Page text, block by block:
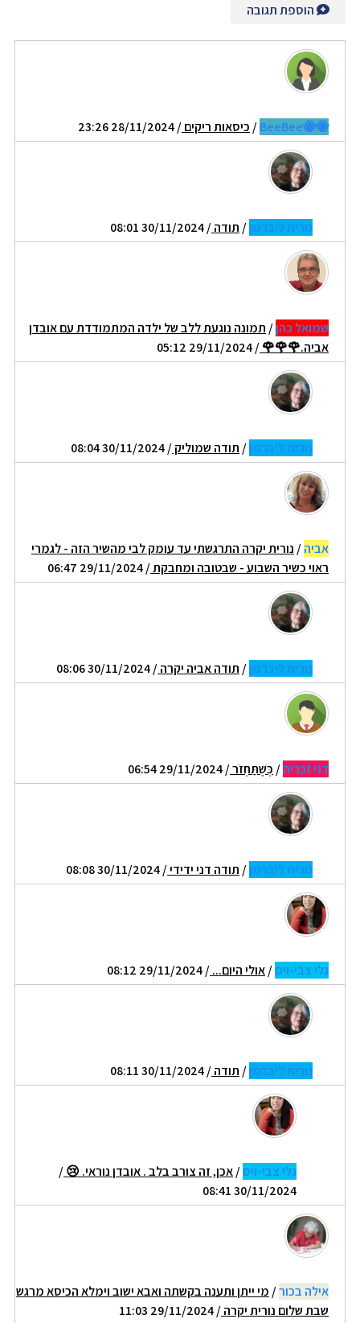
הוספת תגובה
🐝🐝BeeBee
/ כיסאות ריקים/ 28/11/2024 23:26
נורית ליברמן/ תודה/ 30/11/2024 08:01
שמואל כהן/ תמונה נוגעת ללב של ילדה המתמודדת עם אובדן
אביה.🌹🌹🌹/ 29/11/2024 05:12
נורית ליברמן/ תודה שמוליק/ 30/11/2024 08:04
אביה/ נורית יקרה התרגשתי עד עומק לבי מהשיר הזה - לגמרי
ראוי כשיר השבוע - שבטובה ומחבקת/ 29/11/2024 06:47
נורית ליברמן/ תודה אביה יקרה/ 30/11/2024 08:06
דני זכריה/ כְּשֶׁתַּחְזֹר/ 29/11/2024 06:54
נורית ליברמן/ תודה דני ידידי/ 30/11/2024 08:08
גלי צבי-ויס/אולי היום.../ 29/11/2024 08:12
נורית ליברמן/ תודה/ 30/11/2024 08:11
גלי צבי-ויס/אכן, זה צורב בלב . אובדן נוראי. 😢/
30/11/2024 08:41
אילה בכור/ מי ייתן ותענה בקשתה ואבא ישוב וימלא הכיסא מרגש
שבת שלום נורית יקרה/ 29/11/2024 11:03